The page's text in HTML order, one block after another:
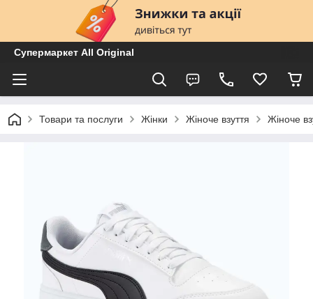
Супермаркет All Original
Товари та послуги Жінки Жіноче взуття Жіноче